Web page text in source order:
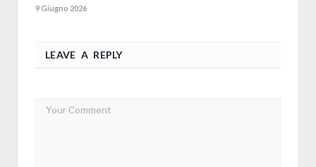
9 Giugno 2026
LEAVE A REPLY